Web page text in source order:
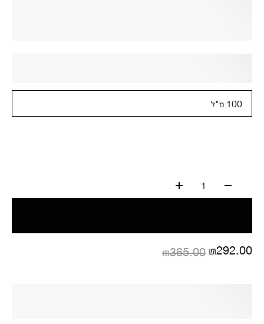
100 מ"ל
1
₪365.00 ₪292.00